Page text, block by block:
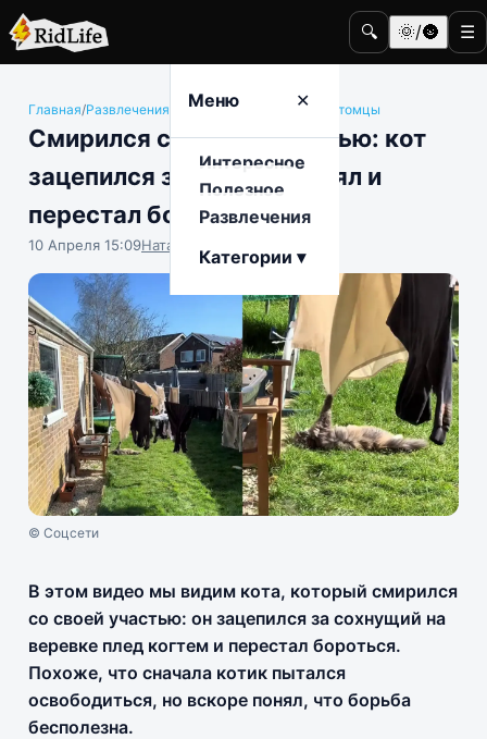
🔍 🌞/🌚 ☰
Меню ✕
Интересное
Полезное
Развлечения
Категории ▾
Главная/Развлечения Животные и домашние питомцы
Смирился со своей участью: кот
зацепился за плед, застрял и
перестал бороться
10 Апреля 15:09Наталья Герасимова
© Соцсети
В этом видео мы видим кота, который смирился
со своей участью: он зацепился за сохнущий на
веревке плед когтем и перестал бороться.
Похоже, что сначала котик пытался
освободиться, но вскоре понял, что борьба
бесполезна.